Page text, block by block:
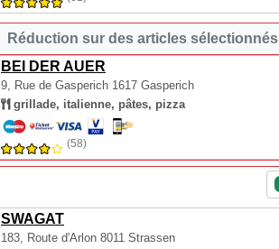
Réduction sur des articles sélectionnés
BEI DER AUER
9, Rue de Gasperich 1617 Gasperich
grillade, italienne, pâtes, pizza
(58)
SWAGAT
183, Route d'Arlon 8011 Strassen